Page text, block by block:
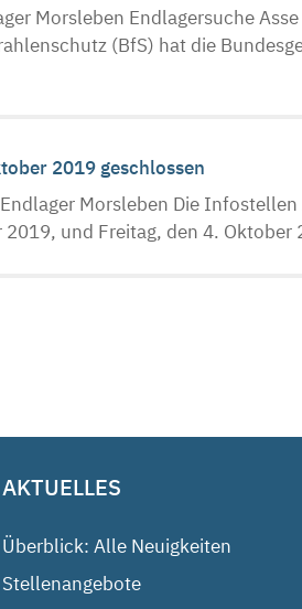
Morsleben Endlagersuche
(BfS) hat die
2019 geschlossen
Morsleben Die
und Freitag, den 4.
AKTUELLES
Überblick: Alle Neuigkeiten
Stellenangebote